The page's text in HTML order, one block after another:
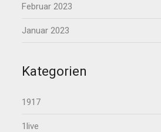
Februar 2023
Januar 2023
Kategorien
1917
1live